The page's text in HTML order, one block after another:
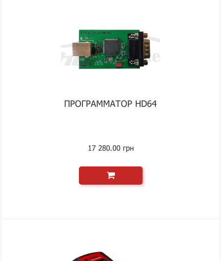
ПРОГРАММАТОР HD64
17 280.00 грн